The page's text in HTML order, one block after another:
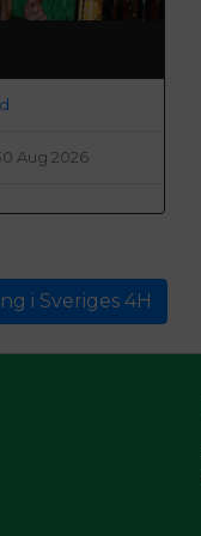
Aug 2026
i Sveriges 4H